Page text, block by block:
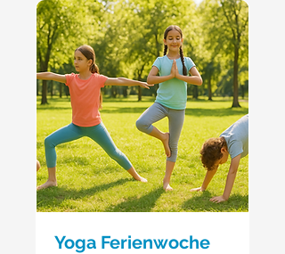
Yoga Ferienwoche